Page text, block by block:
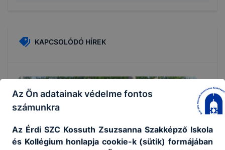
KAPCSOLÓDÓ HÍREK
Az Ön adatainak védelme fontos
számunkra
Az Érdi SZC Kossuth Zsuzsanna Szakképző Iskola
és Kollégium honlapja cookie-k (sütik) formájában